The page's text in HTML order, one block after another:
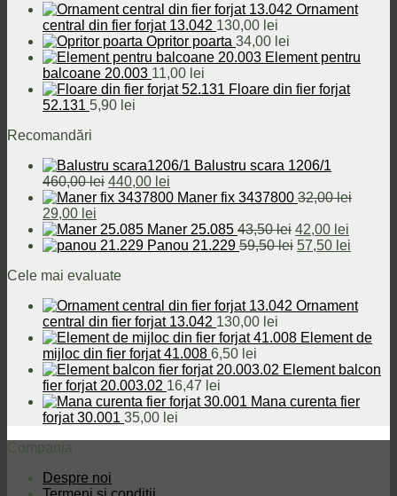
32,00 lei.
Ornament
central din fier forjat 13.042 130,00 lei
Opritor poarta 34,00 lei
Element pentru
balcoane 20.003 11,00 lei
Floare din fier forjat
52.131 5,90 lei
Recomandări
Balustru scara 1206/1
460,00lei Prețul
inițial
fost:
460,00 lei.
440,00 lei
curent
440,00 lei.
Maner fix 3437800 32,00lei
Prețul
inițial
a
32,00 lei.
29,00 lei
curent
este:
Maner 25.085 43,50lei Prețul
inițial
42,00 lei
curent
Panou 21.229 59,50lei Prețul
59,50 lei.
57,50 lei
Cele mai evaluate
Ornament
central din fier forjat 13.042 130,00 lei
Element de
mijloc din fier forjat 41.008 6,50 lei
Element balcon
fier forjat 20.003.02 16,47 lei
Mana curenta fier
forjat 30.001 35,00 lei
Compania
Despre noi